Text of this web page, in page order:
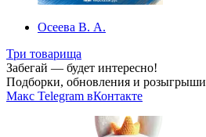
Осеева В. А.
Три товарища
Забегай — будет интересно!
Подборки, обновления и розыгрыши
Макс Telegram вКонтакте